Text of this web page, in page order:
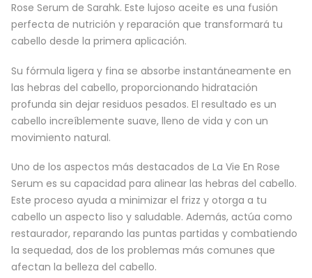
Rose Serum de Sarahk. Este lujoso aceite es una fusión
perfecta de nutrición y reparación que transformará tu
cabello desde la primera aplicación.
Su fórmula ligera y fina se absorbe instantáneamente en
las hebras del cabello, proporcionando hidratación
profunda sin dejar residuos pesados. El resultado es un
cabello increíblemente suave, lleno de vida y con un
movimiento natural.
Uno de los aspectos más destacados de La Vie En Rose
Serum es su capacidad para alinear las hebras del cabello.
Este proceso ayuda a minimizar el frizz y otorga a tu
cabello un aspecto liso y saludable. Además, actúa como
restaurador, reparando las puntas partidas y combatiendo
la sequedad, dos de los problemas más comunes que
afectan la belleza del cabello.